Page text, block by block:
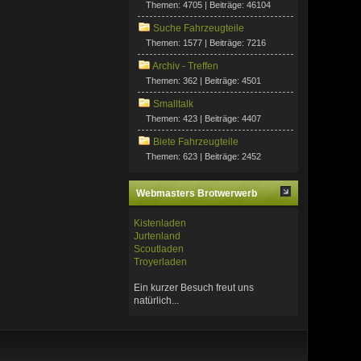
Themen: 4705 | Beiträge: 46104
Suche Fahrzeugteile
Themen: 1577 | Beiträge: 7216
Archiv - Treffen
Themen: 362 | Beiträge: 4501
Smalltalk
Themen: 423 | Beiträge: 4407
Biete Fahrzeugteile
Themen: 623 | Beiträge: 2452
Webmasters Brotwerwerb
Kistenladen
Jurtenland
Scoutladen
Troyerladen
Ein kurzer Besuch freut uns
natürlich...